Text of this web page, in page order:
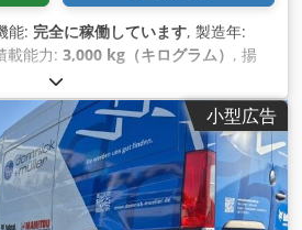
能: 完全に稼働しています, 製造年:
載能力: 3,000 kg（キログラム） , 揚
1,475 mm
, 建設高:2,145 mm, 出力:16 キロワ
クキャリッジ幅:1,116 mm , フォーク
:4,850 kg（キログラム）, 全長:2,520
, 建設幅:1,244 mm,
小型広告